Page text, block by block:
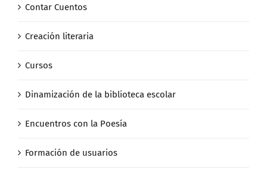
Contar Cuentos
Creación literaria
Cursos
Dinamización de la biblioteca escolar
Encuentros con la Poesía
Formación de usuarios